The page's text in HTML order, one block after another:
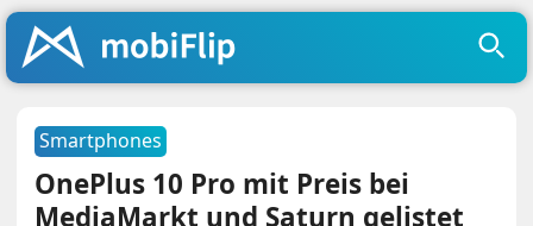
Smartphones
OnePlus 10 Pro mit Preis bei
MediaMarkt und Saturn gelistet